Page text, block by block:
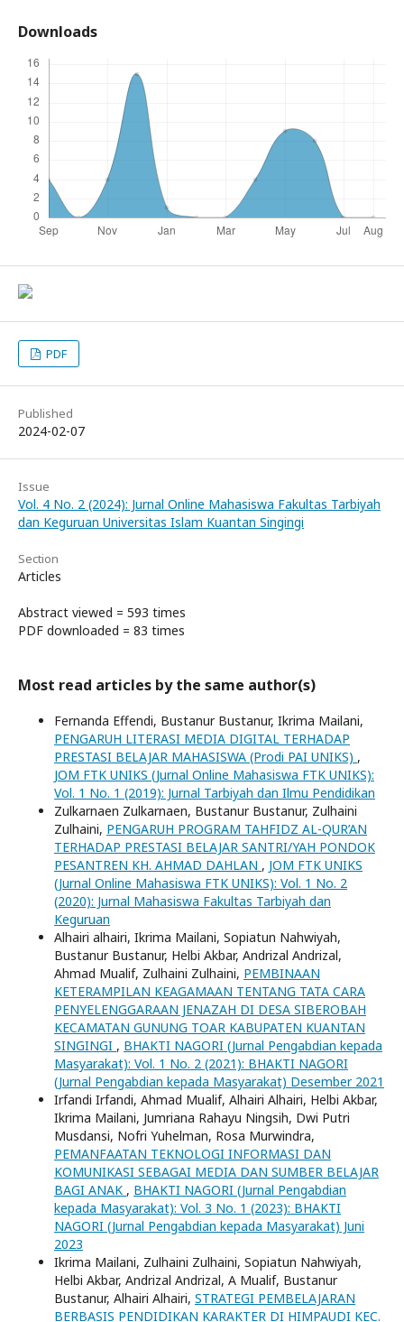
Downloads
PDF
Published
2024-02-07
Issue
Vol. 4 No. 2 (2024): Jurnal Online Mahasiswa Fakultas Tarbiyah
dan Keguruan Universitas Islam Kuantan Singingi
Section
Articles
Abstract viewed = 593 times
PDF downloaded = 83 times
Most read articles by the same author(s)
Fernanda Effendi, Bustanur Bustanur, Ikrima Mailani,
PENGARUH LITERASI MEDIA DIGITAL TERHADAP
PRESTASI BELAJAR MAHASISWA (Prodi PAI UNIKS) ,
JOM FTK UNIKS (Jurnal Online Mahasiswa FTK UNIKS):
Vol. 1 No. 1 (2019): Jurnal Tarbiyah dan Ilmu Pendidikan
Zulkarnaen Zulkarnaen, Bustanur Bustanur, Zulhaini
Zulhaini, PENGARUH PROGRAM TAHFIDZ AL-QUR’AN
TERHADAP PRESTASI BELAJAR SANTRI/YAH PONDOK
PESANTREN KH. AHMAD DAHLAN , JOM FTK UNIKS
(Jurnal Online Mahasiswa FTK UNIKS): Vol. 1 No. 2
(2020): Jurnal Mahasiswa Fakultas Tarbiyah dan
Keguruan
Alhairi alhairi, Ikrima Mailani, Sopiatun Nahwiyah,
Bustanur Bustanur, Helbi Akbar, Andrizal Andrizal,
Ahmad Mualif, Zulhaini Zulhaini, PEMBINAAN
KETERAMPILAN KEAGAMAAN TENTANG TATA CARA
PENYELENGGARAAN JENAZAH DI DESA SIBEROBAH
KECAMATAN GUNUNG TOAR KABUPATEN KUANTAN
SINGINGI , BHAKTI NAGORI (Jurnal Pengabdian kepada
Masyarakat): Vol. 1 No. 2 (2021): BHAKTI NAGORI
(Jurnal Pengabdian kepada Masyarakat) Desember 2021
Irfandi Irfandi, Ahmad Mualif, Alhairi Alhairi, Helbi Akbar,
Ikrima Mailani, Jumriana Rahayu Ningsih, Dwi Putri
Musdansi, Nofri Yuhelman, Rosa Murwindra,
PEMANFAATAN TEKNOLOGI INFORMASI DAN
KOMUNIKASI SEBAGAI MEDIA DAN SUMBER BELAJAR
BAGI ANAK , BHAKTI NAGORI (Jurnal Pengabdian
kepada Masyarakat): Vol. 3 No. 1 (2023): BHAKTI
NAGORI (Jurnal Pengabdian kepada Masyarakat) Juni
2023
Ikrima Mailani, Zulhaini Zulhaini, Sopiatun Nahwiyah,
Helbi Akbar, Andrizal Andrizal, A Mualif, Bustanur
Bustanur, Alhairi Alhairi, STRATEGI PEMBELAJARAN
BERBASIS PENDIDIKAN KARAKTER DI HIMPAUDI KEC.